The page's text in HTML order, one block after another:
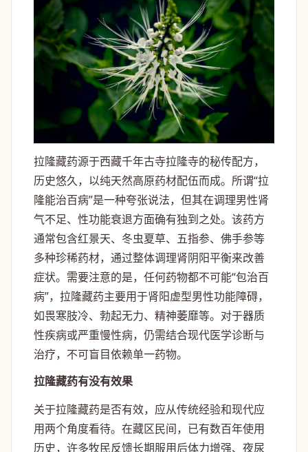
拉隆藏药源于西藏千年古寺拉隆寺的秘传配方，
历史悠久，以纯天然高原药材配伍而成。所谓“拉
隆能治百病”是一种夸张说法，但其在调理男性肾
气不足、性功能衰退方面确有独到之处。该药方
通常包含红景天、冬虫夏草、五指参、佛手参等
多种珍稀药材，通过整体调理肾阴阳平衡来改善
症状。需要注意的是，任何药物都不可能“包治百
病”，拉隆藏药主要用于肾阳虚型男性功能障碍，
如畏寒肢冷、勃起无力、精神萎靡等。对于器质
性疾病或严重慢性病，仍需结合现代医学诊断与
治疗，不可盲目依赖单一药物。
拉隆藏药有没有效果
关于拉隆藏药是否有效，应从传统经验和现代应
用两个角度看待。在藏区民间，已有数百年使用
历史，许多牧民反馈长期服用后体力增强、夜尿